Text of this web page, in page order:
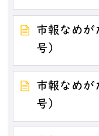
市報なめ
号）
市報なめ
号）